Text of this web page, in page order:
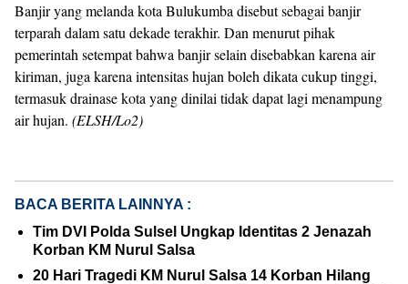
Banjir yang melanda kota Bulukumba disebut sebagai banjir
terparah dalam satu dekade terakhir. Dan menurut pihak
pemerintah setempat bahwa banjir selain disebabkan karena air
kiriman, juga karena intensitas hujan boleh dikata cukup tinggi,
termasuk drainase kota yang dinilai tidak dapat lagi menampung
air hujan. (ELSH/Lo2)
BACA BERITA LAINNYA :
Tim DVI Polda Sulsel Ungkap Identitas 2 Jenazah
Korban KM Nurul Salsa
20 Hari Tragedi KM Nurul Salsa 14 Korban Hilang